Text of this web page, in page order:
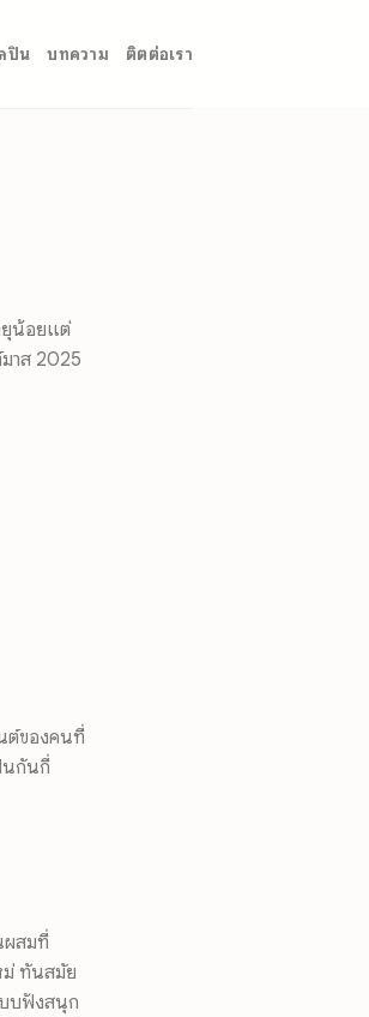
ปิน บทความ ติตต่อเรา
ยุน้อยแต่
าส 2025
ต์ของคนที่
นกันกี่
ผสมที่
ม่ ทันสมัย
บบฟังสนุก